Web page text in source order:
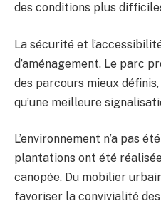
des conditions plus
La sécurité et
d’aménagement. Le parc
des parcours mieux
qu’une meilleure
L’environnement n’a pas
plantations ont été
canopée. Du mobilier
favoriser la convivialité